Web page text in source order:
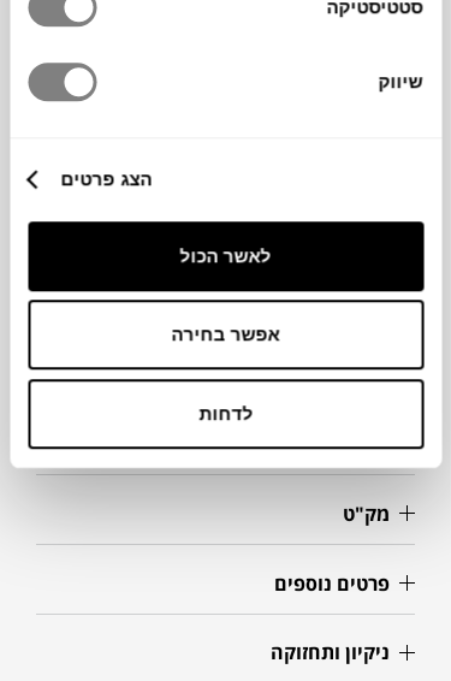
סטטיסטיקה
שיווק
הצג פרטים
לאשר הכול
אפשר בחירה
לדחות
קומפקטיים מגוונים במיוחד, בתהליך ששומר על
המאפיינים של החומר הממוחזר ומקטין את
ההשפעה הסביבתית – מה שהופך כל פריט
מותג
מידות
מידע על חומרים
מק"ט
פרטים נוספים
ניקיון ותחזוקה